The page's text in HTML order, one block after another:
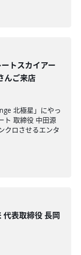
トスカイアー
んご来店
北極星」にやっ
ト 取締役 中田源
クロさせるエンタ
表取締役 長岡